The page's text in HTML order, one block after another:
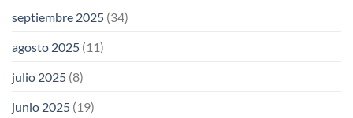
septiembre 2025 (34)
agosto 2025 (11)
julio 2025 (8)
junio 2025 (19)